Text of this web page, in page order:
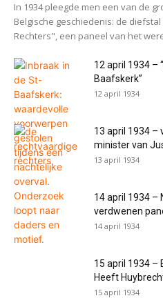
In 1934 pleegde men een van de
Belgische geschiedenis: de
Rechters", een paneel van het
12 april 1934 –
Baafskerk”
12 april 1934
13 april 1934 –
minister van
13 april 1934
14 april 1934 –
verdwenen
14 april 1934
15 april 1934 –
Heeft Huybrecht
15 april 1934